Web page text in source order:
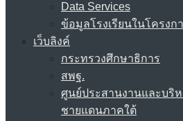
Data Services
ข้อมูลโรงเรียนในโครงก
เว็บลิงค์
กระทรวงศึกษาธิการ
สพฐ.
ศูนย์ประสานงานและบริ
ชายแดนภาคใต้